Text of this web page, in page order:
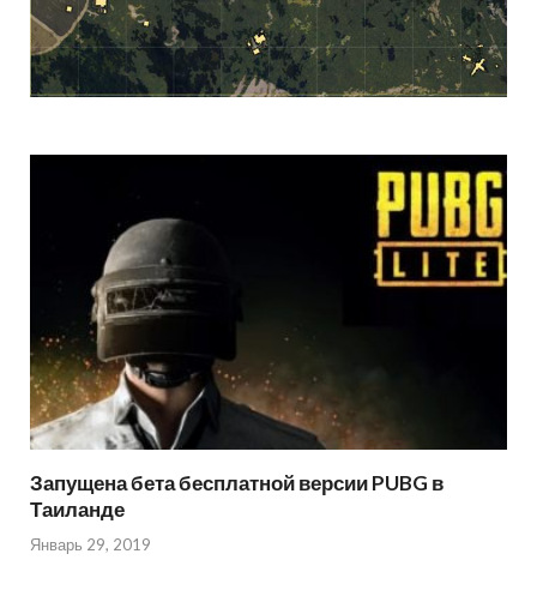
Запущена бета бесплатной версии PUBG в
Таиланде
Январь 29, 2019